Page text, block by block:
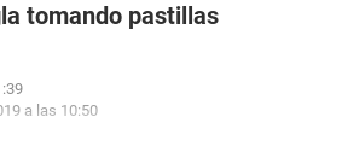
tomando pastillas
a las 10:50